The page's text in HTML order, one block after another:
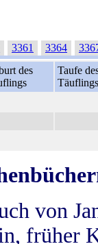
3361 3364
des
Taufe
Täuflings
von
früher